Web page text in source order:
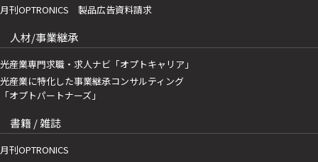
月刊OPTRONICS 製品広告資料請求
人材/事業継承
光産業専門求職・求人ナビ「オプトキャリア」
光産業に特化した事業継承コンサルティング
「オプトパートナーズ」
書籍 / 雑誌
月刊OPTRONICS